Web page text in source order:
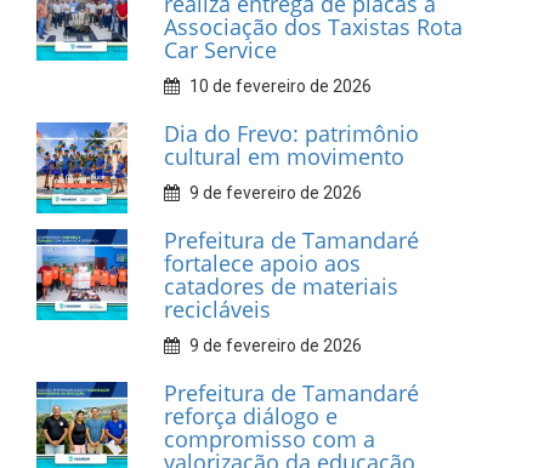
INFORMATIVOS
Prefeitura de Tamandaré
realiza entrega de placas à
Associação dos Taxistas Rota
Car Service